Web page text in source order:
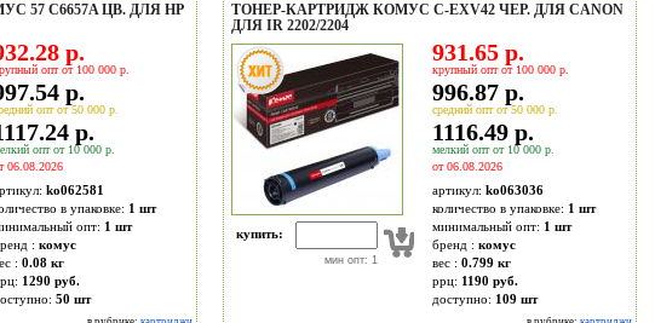
C6657A ЦВ. ДЛЯ HP
р.
опт от 100 000 р.
р.
опт от 50 000 р.
р.
опт от 10 000 р.
06.08.2026
ko062581
в упаковке: 1 шт
опт: 1 шт
: комус
: 0.08 кг
1290 руб.
50 шт
ТОНЕР-КАРТРИДЖ КОМУС C-EXV42 ЧЕР. ДЛЯ CANON
ДЛЯ IR 2202/2204
купить:
мин опт: 1
931.65 р.
крупный опт от 100 000 р.
996.87 р.
средний опт от 50 000 р.
1116.49 р.
мелкий опт от 10 000 р.
от 06.08.2026
артикул:ko063036
количество в упаковке: 1 шт
минимальный опт: 1 шт
бренд :комус
вес :0.799 кг
ррц: 1190 руб.
доступно: 109 шт